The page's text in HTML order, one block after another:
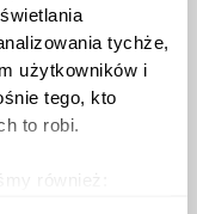
tychże,
użytkowników i
tego, kto
to robi.
również:
lub termiczne
nagrania z
jednostki